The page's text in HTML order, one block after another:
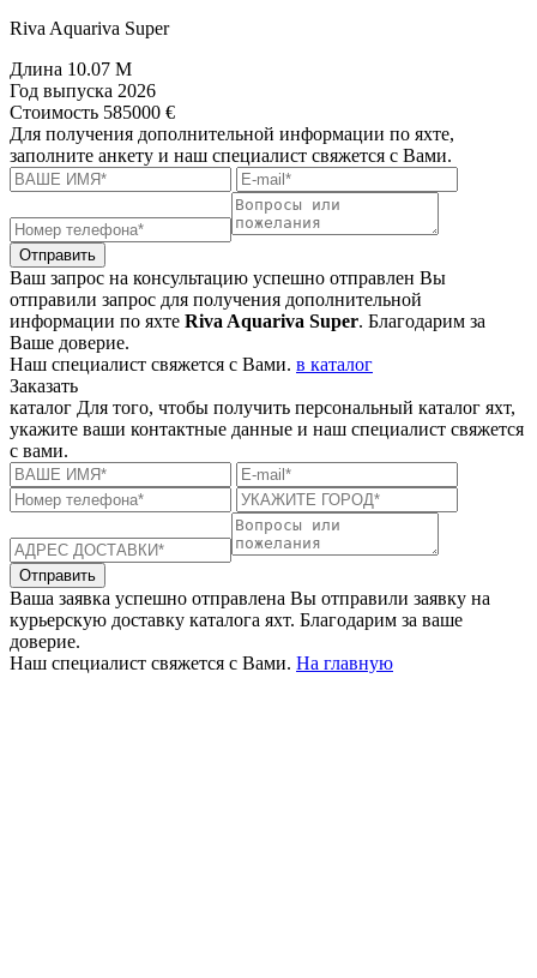
Riva Aquariva Super
Длина 10.07 M
Год выпуска 2026
Стоимость 585000 €
Для получения дополнительной информации по яхте,
заполните анкету и наш специалист свяжется с Вами.
Отправить
Ваш запрос на консультацию успешно отправлен Вы
отправили запрос для получения дополнительной
информации по яхте Riva Aquariva Super. Благодарим за
Ваше доверие.
Наш специалист свяжется с Вами. в каталог
Заказать
каталог Для того, чтобы получить персональный каталог яхт,
укажите ваши контактные данные и наш специалист свяжется
с вами.
Отправить
Ваша заявка успешно отправлена Вы отправили заявку на
курьерскую доставку каталога яхт. Благодарим за ваше
доверие.
Наш специалист свяжется с Вами. На главную